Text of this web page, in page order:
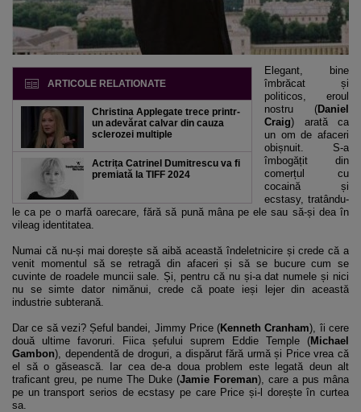
ARTICOLE RELATIONATE
Christina Applegate trece printr-
un adevărat calvar din cauza
sclerozei multiple
Actrița Catrinel Dumitrescu va fi
premiată la TIFF 2024
Elegant, bine
îmbrăcat și
politicos, eroul
nostru (Daniel
Craig) arată ca
un om de afaceri
obișnuit. S-a
îmbogățit din
comerțul cu
cocaină și
ecstasy, tratându-
le ca pe o marfă oarecare, fără să pună mâna pe ele sau să-și dea în
vileag identitatea.
Numai că nu-și mai dorește să aibă această îndeletnicire și crede că a
venit momentul să se retragă din afaceri și să se bucure cum se
cuvinte de roadele muncii sale. Și, pentru că nu și-a dat numele și nici
nu se simte dator nimănui, crede că poate ieși lejer din această
industrie subterană.
Dar ce să vezi? Șeful bandei, Jimmy Price (Kenneth Cranham), îi cere
două ultime favoruri. Fiica șefului suprem Eddie Temple (Michael
Gambon), dependentă de droguri, a dispărut fără urmă și Price vrea că
el să o găsească. Iar cea de-a doua problem este legată deun alt
traficant greu, pe nume The Duke (Jamie Foreman), care a pus mâna
pe un transport serios de ecstasy pe care Price și-l dorește în curtea
sa.